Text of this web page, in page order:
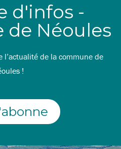
d'infos -
Néoules
l’actualité de la commune de
!